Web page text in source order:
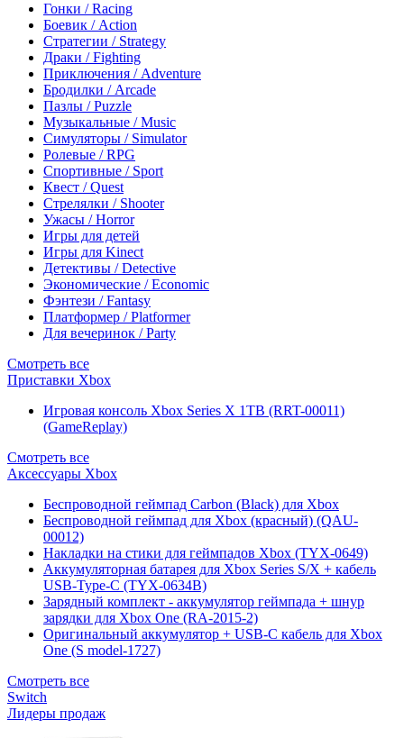
Гонки / Racing
Боевик / Action
Стратегии / Strategy
Драки / Fighting
Приключения / Adventure
Бродилки / Arcade
Пазлы / Puzzle
Музыкальные / Music
Симуляторы / Simulator
Ролевые / RPG
Спортивные / Sport
Квест / Quest
Стрелялки / Shooter
Ужасы / Horror
Игры для детей
Игры для Kinect
Детективы / Detective
Экономические / Economic
Фэнтези / Fantasy
Платформер / Platformer
Для вечеринок / Party
Смотреть все
Приставки Xbox
Игровая консоль Xbox Series X 1TB (RRT-00011)
(GameReplay)
Смотреть все
Аксессуары Xbox
Беспроводной геймпад Carbon (Black) для Xbox
Беспроводной геймпад для Xbox (красный) (QAU-
00012)
Накладки на стики для геймпадов Xbox (TYX-0649)
Аккумуляторная батарея для Xbox Series S/X + кабель
USB-Type-C (TYX-0634B)
Зарядный комплект - аккумулятор геймпада + шнур
зарядки для Xbox One (RA-2015-2)
Оригинальный аккумулятор + USB-C кабель для Xbox
One (S model-1727)
Смотреть все
Switch
Лидеры продаж